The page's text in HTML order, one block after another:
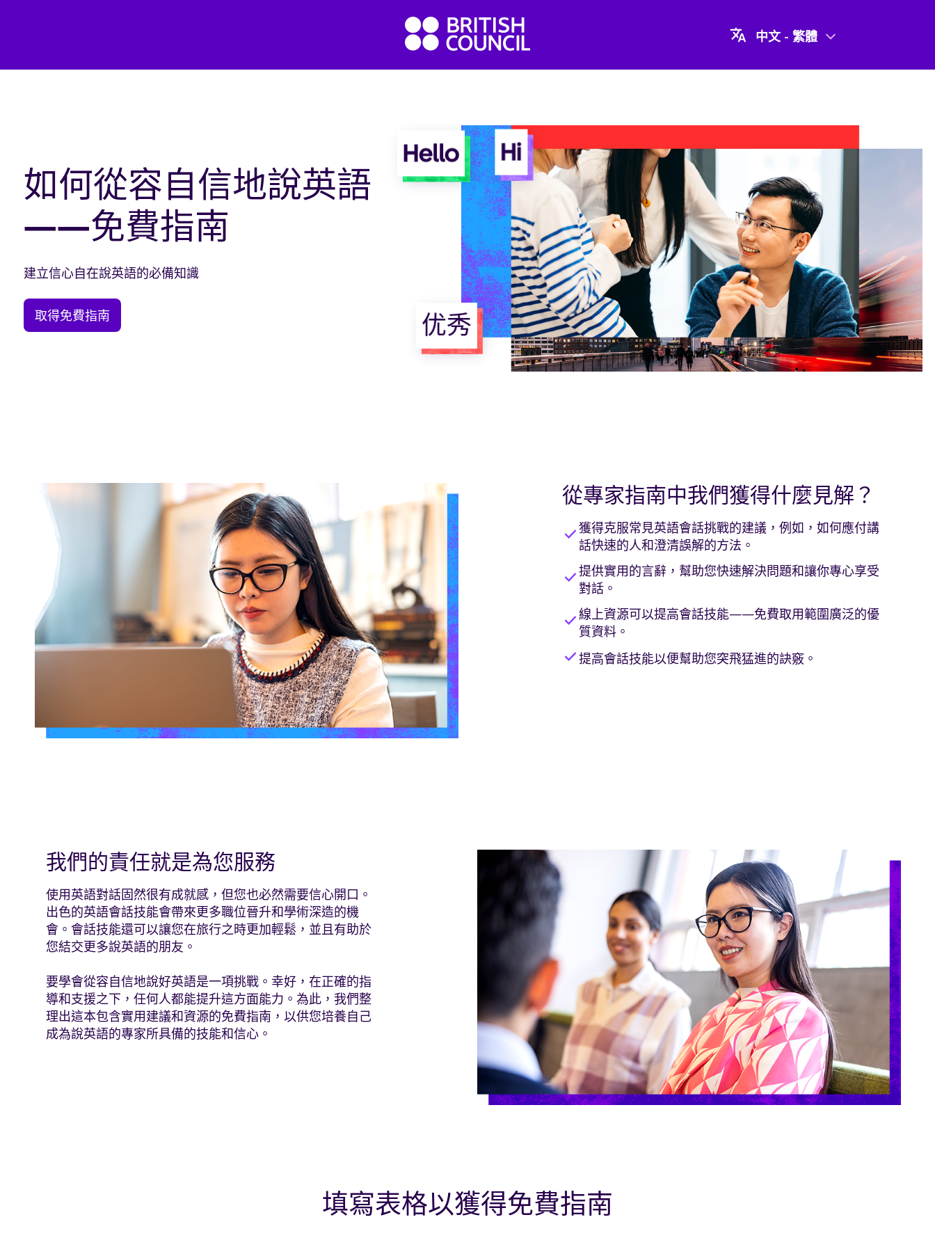
中文 - 繁體
如何從容自信地說英語
——免費指南
建立信心自在說英語的必備知識
取得免費指南
Hello Hi
优秀
從專家指南中我們獲得什麼見解？
check獲得克服常見英語會話挑戰的建議，例如，如何應付講
話快速的人和澄清誤解的方法。
check提供實用的言辭，幫助您快速解決問題和讓你專心享受
對話。
check線上資源可以提高會話技能——免費取用範圍廣泛的優
質資料。
check提高會話技能以便幫助您突飛猛進的訣竅。
我們的責任就是為您服務
使用英語對話固然很有成就感，但您也必然需要信心開口。
出色的英語會話技能會帶來更多職位晉升和學術深造的機
會。會話技能還可以讓您在旅行之時更加輕鬆，並且有助於
您結交更多說英語的朋友。
要學會從容自信地說好英語是一項挑戰。幸好，在正確的指
導和支援之下，任何人都能提升這方面能力。為此，我們整
理出這本包含實用建議和資源的免費指南，以供您培養自己
成為說英語的專家所具備的技能和信心。
填寫表格以獲得免費指南